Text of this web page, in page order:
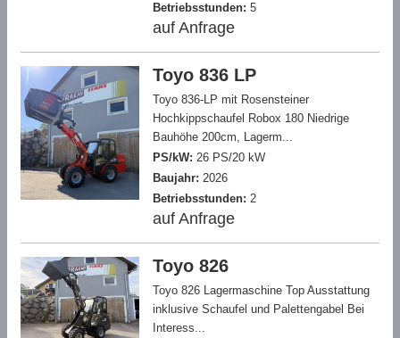
Betriebsstunden: 5
auf Anfrage
Toyo 836 LP
Toyo 836-LP mit Rosensteiner
Hochkippschaufel Robox 180 Niedrige
Bauhöhe 200cm, Lagerm...
PS/kW: 26 PS/20 kW
Baujahr: 2026
Betriebsstunden: 2
auf Anfrage
Toyo 826
Toyo 826 Lagermaschine Top Ausstattung
inklusive Schaufel und Palettengabel Bei
Interess...